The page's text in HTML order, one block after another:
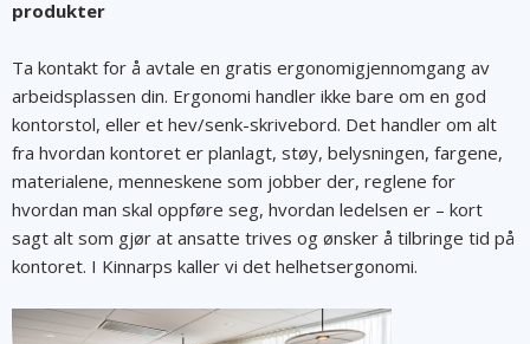
produkter
Ta kontakt for å avtale en gratis ergonomigjennomgang av
arbeidsplassen din. Ergonomi handler ikke bare om en god
kontorstol, eller et hev/senk-skrivebord. Det handler om alt
fra hvordan kontoret er planlagt, støy, belysningen, fargene,
materialene, menneskene som jobber der, reglene for
hvordan man skal oppføre seg, hvordan ledelsen er – kort
sagt alt som gjør at ansatte trives og ønsker å tilbringe tid på
kontoret. I Kinnarps kaller vi det helhetsergonomi.